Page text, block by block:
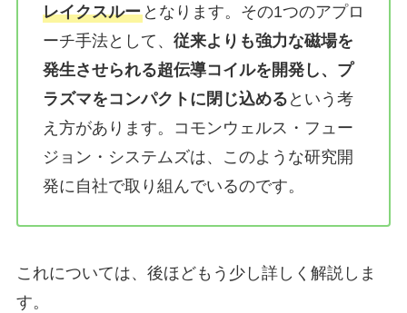
レイクスルーとなります。その1つのアプロ
ーチ手法として、 従来よりも強力な磁場を
発生させられる超伝導コイルを開発し、プ
ラズマをコンパクトに閉じ込める という考
え方があります。コモンウェルス・フュー
ジョン・システムズは、このような研究開
発に自社で取り組んでいるのです。
これについては、後ほどもう少し詳しく解説しま
す。